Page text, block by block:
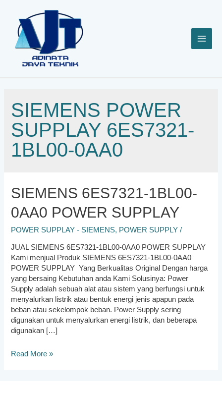
konten
SIEMENS POWER
SUPPLAY 6ES7321-
1BL00-0AA0
SIEMENS 6ES7321-1BL00-
0AA0 POWER SUPPLAY
POWER SUPPLAY - SIEMENS, POWER SUPPLY /
JUAL SIEMENS 6ES7321-1BL00-0AA0 POWER SUPPLAY
Kami menjual Produk SIEMENS 6ES7321-1BL00-0AA0
POWER SUPPLAY Yang Berkualitas Original Dengan harga
yang bersaing Kebutuhan anda Kami Solusinya: Power
Supply adalah sebuah alat atau sistem yang berfungsi untuk
menyalurkan listrik atau bentuk energi jenis apapun pada
beban atau sekelompok beban. Power Supply sering
digunakan untuk menyalurkan energi listrik, dan beberapa
digunakan […]
SIEMENS
Read More »